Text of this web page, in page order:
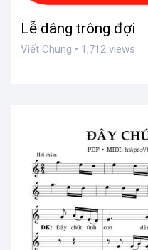
Lễ dâng trông đợi
Viết Chung • 1,712 views